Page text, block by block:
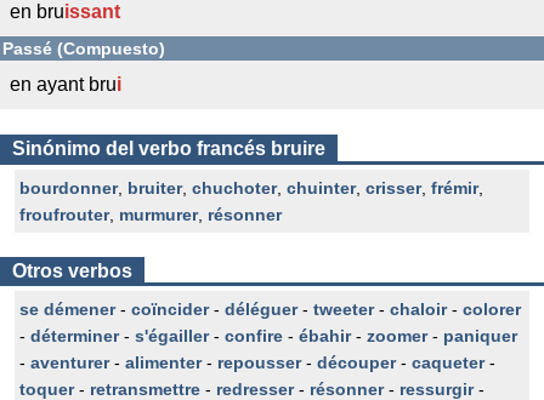
en bruissant
Passé (Compuesto)
en ayant brui
Sinónimo del verbo francés bruire
bourdonner, bruiter, chuchoter, chuinter, crisser, frémir,
froufrouter, murmurer, résonner
Otros verbos
se démener- coïncider- déléguer- tweeter- chaloir- colorer
- déterminer- s'égailler- confire - ébahir- zoomer- paniquer
- aventurer- alimenter- repousser- découper- caqueter-
toquer- retransmettre - redresser- résonner- ressurgir-